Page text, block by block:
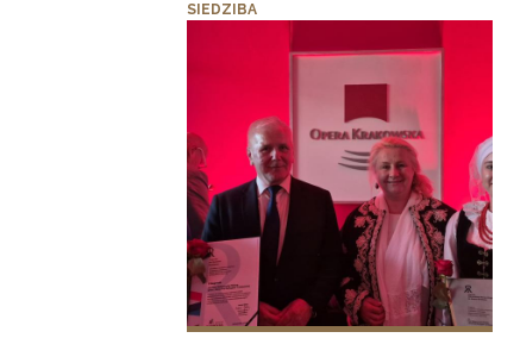
SIEDZIBA